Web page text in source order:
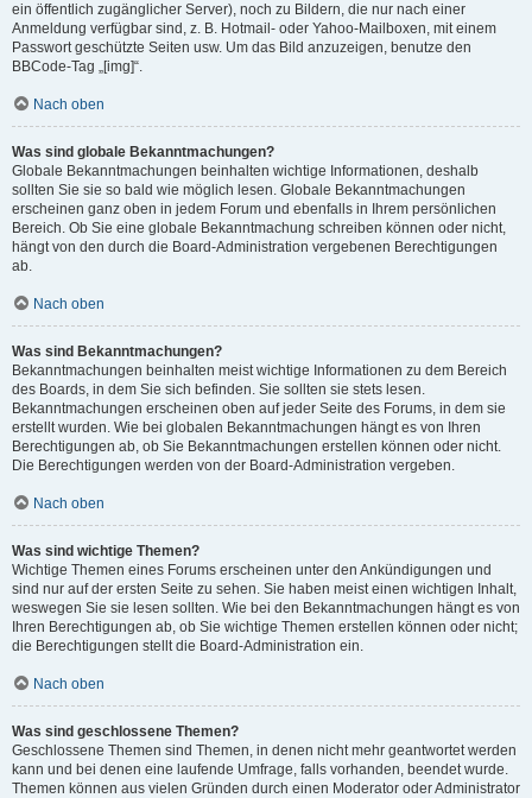
ein öffentlich zugänglicher Server), noch zu Bildern, die nur nach einer
Anmeldung verfügbar sind, z. B. Hotmail- oder Yahoo-Mailboxen, mit einem
Passwort geschützte Seiten usw. Um das Bild anzuzeigen, benutze den
BBCode-Tag „[img]“.
Nach oben
Was sind globale Bekanntmachungen?
Globale Bekanntmachungen beinhalten wichtige Informationen, deshalb
sollten Sie sie so bald wie möglich lesen. Globale Bekanntmachungen
erscheinen ganz oben in jedem Forum und ebenfalls in Ihrem persönlichen
Bereich. Ob Sie eine globale Bekanntmachung schreiben können oder nicht,
hängt von den durch die Board-Administration vergebenen Berechtigungen
ab.
Nach oben
Was sind Bekanntmachungen?
Bekanntmachungen beinhalten meist wichtige Informationen zu dem Bereich
des Boards, in dem Sie sich befinden. Sie sollten sie stets lesen.
Bekanntmachungen erscheinen oben auf jeder Seite des Forums, in dem sie
erstellt wurden. Wie bei globalen Bekanntmachungen hängt es von Ihren
Berechtigungen ab, ob Sie Bekanntmachungen erstellen können oder nicht.
Die Berechtigungen werden von der Board-Administration vergeben.
Nach oben
Was sind wichtige Themen?
Wichtige Themen eines Forums erscheinen unter den Ankündigungen und
sind nur auf der ersten Seite zu sehen. Sie haben meist einen wichtigen Inhalt,
weswegen Sie sie lesen sollten. Wie bei den Bekanntmachungen hängt es von
Ihren Berechtigungen ab, ob Sie wichtige Themen erstellen können oder nicht;
die Berechtigungen stellt die Board-Administration ein.
Nach oben
Was sind geschlossene Themen?
Geschlossene Themen sind Themen, in denen nicht mehr geantwortet werden
kann und bei denen eine laufende Umfrage, falls vorhanden, beendet wurde.
Themen können aus vielen Gründen durch einen Moderator oder Administrator